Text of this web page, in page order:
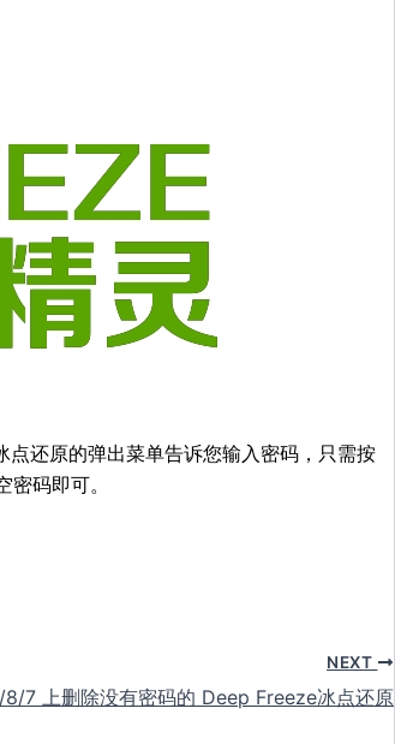
还原的弹出菜单告诉您输入密码，只需按
码即可。
NEXT
7 上删除没有密码的 Deep Freeze冰点还原